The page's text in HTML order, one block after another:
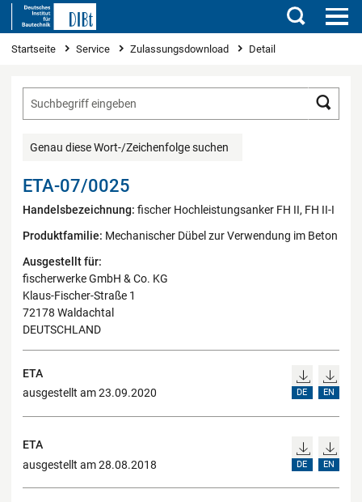
Suchen
Sie sind hier
Startseite Service Zulassungsdownload Detail
Genau diese Wort-/Zeichenfolge suchen
ETA-07/0025
Handelsbezeichnung: fischer Hochleistungsanker FH II, FH II-I
Produktfamilie: Mechanischer Dübel zur Verwendung im Beton
Ausgestellt für:
fischerwerke GmbH & Co. KG
Klaus-Fischer-Straße 1
72178 Waldachtal
DEUTSCHLAND
ETA
ausgestellt am 23.09.2020
DE EN
ETA
ausgestellt am 28.08.2018
DE EN